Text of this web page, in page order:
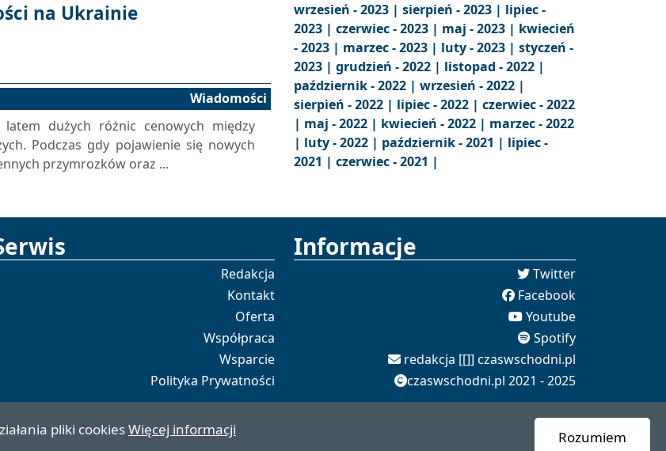
na Ukrainie
Wiadomości
dużych różnic cenowych między
Podczas gdy pojawienie się nowych
przymrozków oraz ...
wrzesień - 2023 | sierpień - 2023 | lipiec -
2023 | czerwiec - 2023 | maj - 2023 | kwiecień
- 2023 | marzec - 2023 | luty - 2023 | styczeń -
2023 | grudzień - 2022 | listopad - 2022 |
październik - 2022 | wrzesień - 2022 |
sierpień - 2022 | lipiec - 2022 | czerwiec - 2022
| maj - 2022 | kwiecień - 2022 | marzec - 2022
| luty - 2022 | październik - 2021 | lipiec -
2021 | czerwiec - 2021 |
Redakcja
Kontakt
Oferta
Współpraca
Wsparcie
Polityka Prywatności
Informacje
Twitter
Facebook
Youtube
Spotify
redakcja [[]] czaswschodni.pl
czaswschodni.pl 2021 - 2025
pliki cookiesWięcej informacji Rozumiem